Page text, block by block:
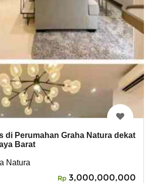
di Perumahan Graha Natura dekat
Barat
Natura
Rp 3,000,000,000